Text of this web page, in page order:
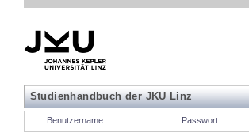
Studienhandbuch der JKU Linz
Benutzername Passwort